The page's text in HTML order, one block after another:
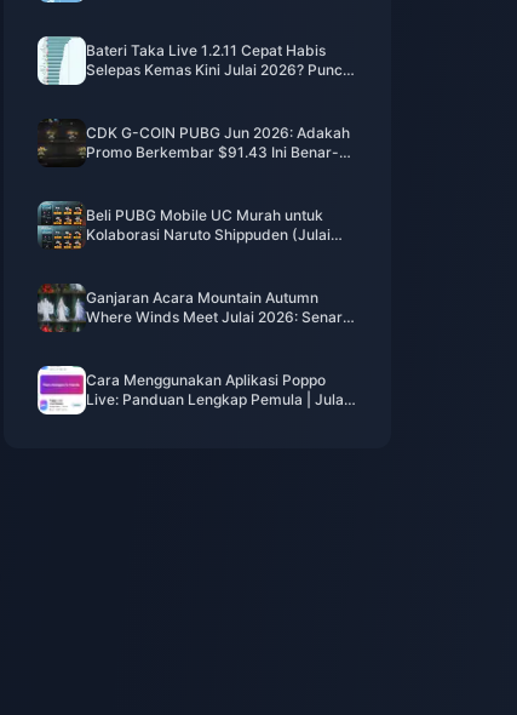
Bateri Taka Live 1.2.11 Cepat Habis
Selepas Kemas Kini Julai 2026? Punca
CDK G-COIN PUBG Jun 2026: Adakah
Promo Berkembar $91.43 Ini Benar-
Beli PUBG Mobile UC Murah untuk
Kolaborasi Naruto Shippuden (Julai
Ganjaran Acara Mountain Autumn
Where Winds Meet Julai 2026: Senarai
Cara Menggunakan Aplikasi Poppo
Live: Panduan Lengkap Pemula | Julai